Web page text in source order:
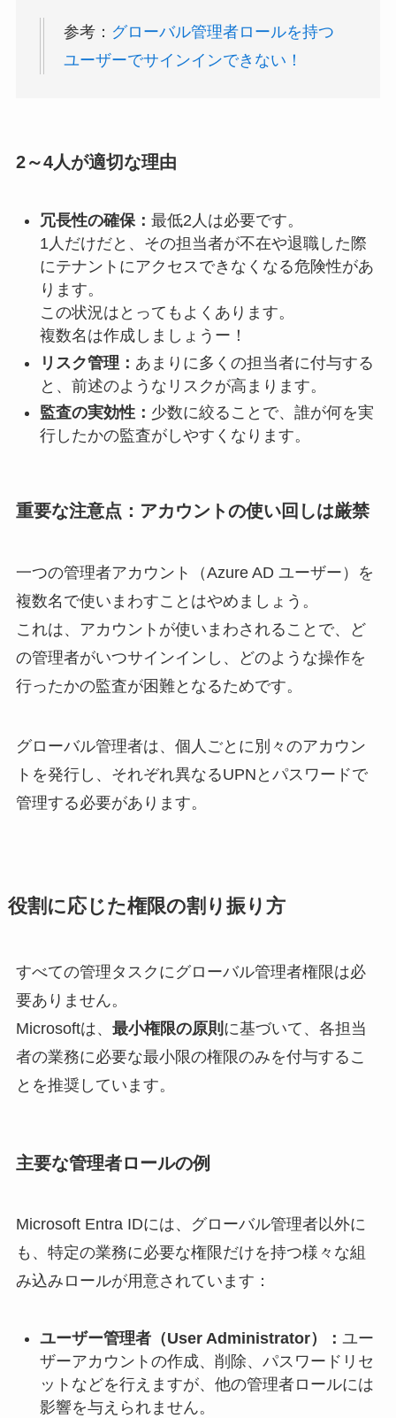
参考： グローバル管理者ロールを持つ
ユーザーでサインインできない！
2～4人が適切な理由
冗長性の確保： 最低2人は必要です。
1人だけだと、その担当者が不在や退職した際
にテナントにアクセスできなくなる危険性があ
ります。
この状況はとってもよくあります。
複数名は作成しましょうー！
リスク管理： あまりに多くの担当者に付与する
と、前述のようなリスクが高まります。
監査の実効性： 少数に絞ることで、誰が何を実
行したかの監査がしやすくなります。
重要な注意点：アカウントの使い回しは厳禁
一つの管理者アカウント（Azure AD ユーザー）を
複数名で使いまわすことはやめましょう。
これは、アカウントが使いまわされることで、ど
の管理者がいつサインインし、どのような操作を
行ったかの監査が困難となるためです。
グローバル管理者は、個人ごとに別々のアカウン
トを発行し、それぞれ異なるUPNとパスワードで
管理する必要があります。
役割に応じた権限の割り振り方
すべての管理タスクにグローバル管理者権限は必
要ありません。
Microsoftは、 最小権限の原則 に基づいて、各担当
者の業務に必要な最小限の権限のみを付与するこ
とを推奨しています。
主要な管理者ロールの例
Microsoft Entra IDには、グローバル管理者以外に
も、特定の業務に必要な権限だけを持つ様々な組
み込みロールが用意されています：
ユーザー管理者（User Administrator）： ユー
ザーアカウントの作成、削除、パスワードリセ
ットなどを行えますが、他の管理者ロールには
影響を与えられません。